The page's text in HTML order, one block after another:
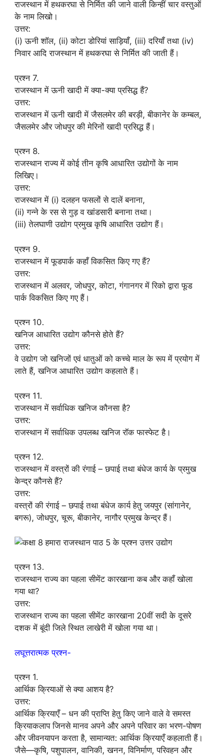
राजस्थान में हथकरघा से निर्मित की जाने वाली किन्हीं चार वस्तुओं
के नाम लिखो।
उत्तर:
(i) ऊनी शॉल, (ii) कोटा डोरियां साड़ियाँ, (iii) दरियाँ तथा (iv)
निवार आदि राजस्थान में हथकरघा से निर्मित की जाती हैं।
प्रश्न 7.
राजस्थान में ऊनी खादी में क्या-क्या प्रसिद्ध हैं?
उत्तर:
राजस्थान में ऊनी खादी में जैसलमेर की बरड़ी, बीकानेर के कम्बल,
जैसलमेर और जोधपुर की मेरिनों खादी प्रसिद्ध हैं।
प्रश्न 8.
राजस्थान राज्य में कोई तीन कृषि आधारित उद्योगों के नाम
लिखिए।
उत्तर:
राजस्थान में (i) दलहन फसलों से दालें बनाना,
(ii) गन्ने के रस से गुड़ व खांडसारी बनाना तथा।
(iii) तेलघाणी उद्योग प्रमुख कृषि आधारित उद्योग हैं।
प्रश्न 9.
राजस्थान में फूडपार्क कहाँ विकसित किए गए हैं?
उत्तर:
राजस्थान में अलवर, जोधपुर, कोटा, गंगानगर में रिको द्वारा फूड
पार्क विकसित किए गए हैं।
प्रश्न 10.
खनिज आधारित उद्योग कौनसे होते हैं?
उत्तर:
वे उद्योग जो खनिजों एवं धातुओं को कच्चे माल के रूप में प्रयोग में
लाते हैं, खनिज आधारित उद्योग कहलाते हैं।
प्रश्न 11.
राजस्थान में सर्वाधिक खनिज कौनसा है?
उत्तर:
राजस्थान में सर्वाधिक उपलब्ध खनिज रॉक फास्फेट है।
प्रश्न 12.
राजस्थान में वस्त्रों की रंगाई – छपाई तथा बंधेज कार्य के प्रमुख
केन्द्र कौनसे हैं?
उत्तर:
वस्त्रों की रंगाई – छपाई तथा बंधेज कार्य हेतु जयपुर (सांगानेर,
बगरू), जोधपुर, चूरू, बीकानेर, नागौर प्रमुख केन्द्र हैं।
प्रश्न 13.
राजस्थान राज्य का पहला सीमेंट कारखाना कब और कहाँ खोला
गया था?
उत्तर:
राजस्थान राज्य का पहला सीमेंट कारखाना 20वीं सदी के दूसरे
दशक में बूंदी जिले स्थित लाखेरी में खोला गया था।
लघूत्तरात्मक प्रश्न-
प्रश्न 1.
आर्थिक क्रियाओं से क्या आशय है?
उत्तर:
आर्थिक क्रियाएँ – धन की प्राप्ति हेतु किए जाने वाले वे समस्त
क्रियाकलाप जिनसे मानव अपने और अपने परिवार का भरण-पोषण
और जीवनयापन करता है, सामान्यत: आर्थिक क्रियाएँ कहलाती हैं।
जैसे—कृषि, पशुपालन, वानिकी, खनन, विनिर्माण, परिवहन और